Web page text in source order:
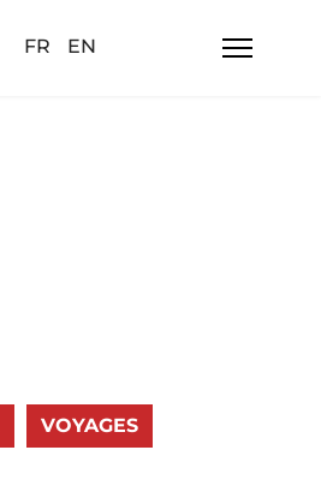
Sélectionnez votre langue
FR EN
VOYAGES